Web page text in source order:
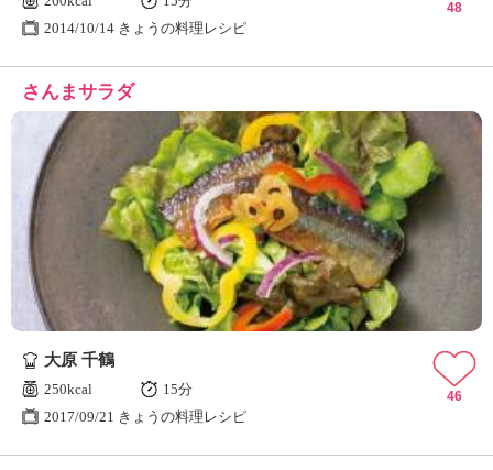
2014/10/14 きょうの料理レシピ
48
さんまサラダ
大原 千鶴
250kcal
15分
2017/09/21 きょうの料理レシピ
46